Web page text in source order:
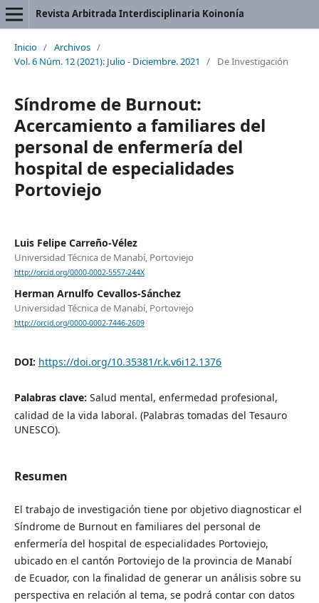
Revista Arbitrada Interdisciplinaria Koinonía
Inicio / Archivos /
Vol. 6 Núm. 12 (2021): Julio - Diciembre. 2021
/ De Investigación
Síndrome de Burnout:
Acercamiento a familiares del
personal de enfermería del
hospital de especialidades
Portoviejo
Luis Felipe Carreño-Vélez
Universidad Técnica de Manabí, Portoviejo
http://orcid.org/0000-0002-5557-244X
Herman Arnulfo Cevallos-Sánchez
Universidad Técnica de Manabí, Portoviejo
http://orcid.org/0000-0002-7446-2609
DOI: https://doi.org/10.35381/r.k.v6i12.1376
Palabras clave: Salud mental, enfermedad profesional,
calidad de la vida laboral. (Palabras tomadas del Tesauro
UNESCO).
Resumen
El trabajo de investigación tiene por objetivo diagnosticar el
Síndrome de Burnout en familiares del personal de
enfermería del hospital de especialidades Portoviejo,
ubicado en el cantón Portoviejo de la provincia de Manabí
de Ecuador, con la finalidad de generar un análisis sobre su
perspectiva en relación al tema, se podrá contar con datos